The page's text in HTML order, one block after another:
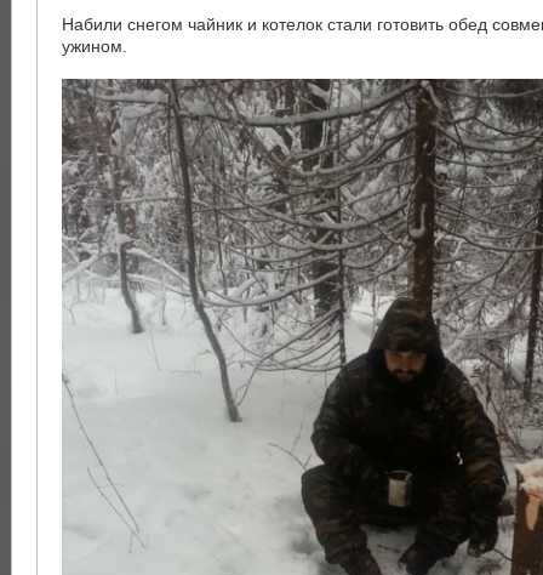
Набили снегом чайник и котелок стали готовить обед
ужином.